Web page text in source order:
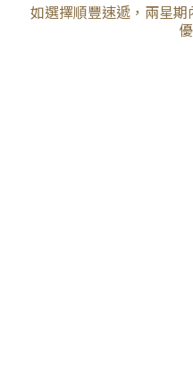
如選擇順豐速遞，兩星期